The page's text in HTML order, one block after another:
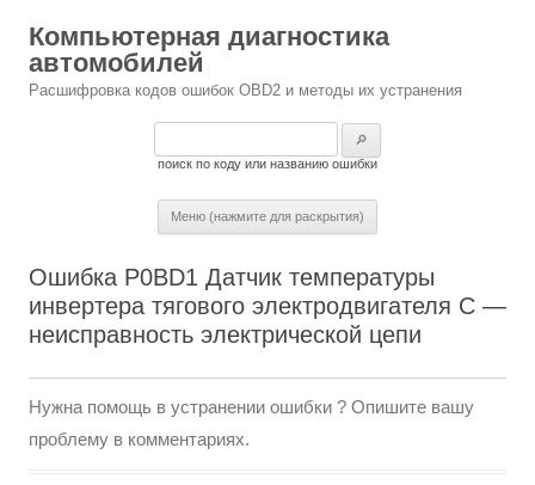
Компьютерная диагностика
автомобилей
Расшифровка кодов ошибок OBD2 и методы их устранения
Найти:
поиск по коду или названию ошибки
Меню (нажмите для раскрытия)
Ошибка P0BD1 Датчик температуры
инвертера тягового электродвигателя C —
неисправность электрической цепи
Нужна помощь в устранении ошибки ? Опишите вашу
проблему в комментариях.